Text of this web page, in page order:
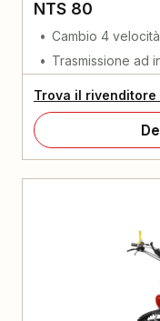
NTS 80
Cambio 4
Trasmissione ad
Trova il rivenditore